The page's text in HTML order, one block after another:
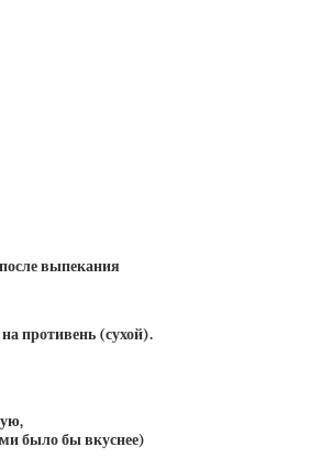
выпекания
противень (сухой).
было бы вкуснее)